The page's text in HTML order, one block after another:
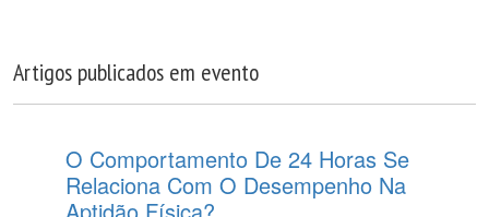
Artigos publicados em evento
O Comportamento De 24 Horas Se
Relaciona Com O Desempenho Na